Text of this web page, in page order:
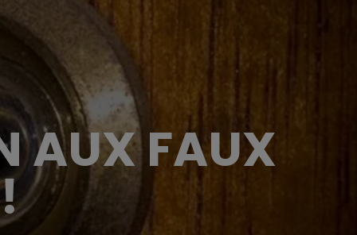
AUX FAUX